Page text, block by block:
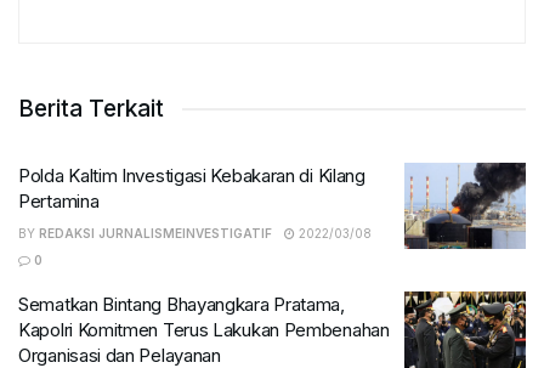
Berita Terkait
Polda Kaltim Investigasi Kebakaran di Kilang
Pertamina
BY REDAKSI JURNALISMEINVESTIGATIF
2022/03/08
0
Sematkan Bintang Bhayangkara Pratama,
Kapolri Komitmen Terus Lakukan Pembenahan
Organisasi dan Pelayanan